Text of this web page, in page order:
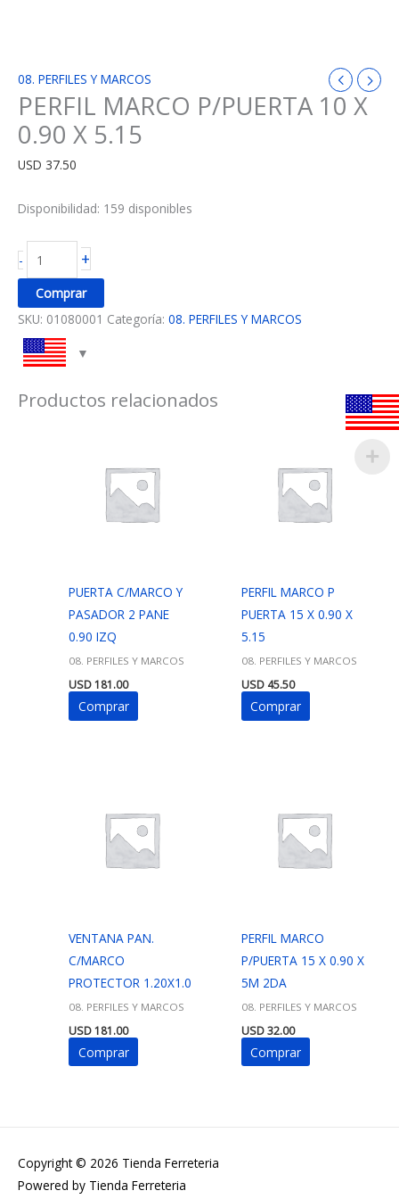
08. PERFILES Y MARCOS
PERFIL MARCO P/PUERTA 10 X
0.90 X 5.15
USD 37.50
Disponibilidad: 159 disponibles
- +
Comprar
SKU: 01080001 Categoría: 08. PERFILES Y MARCOS
Productos relacionados
PUERTA C/MARCO Y
PASADOR 2 PANE
0.90 IZQ
08. PERFILES Y MARCOS
USD181.00
Comprar
PERFIL MARCO P
PUERTA 15 X 0.90 X
5.15
08. PERFILES Y MARCOS
USD45.50
Comprar
VENTANA PAN.
C/MARCO
PROTECTOR 1.20X1.0
08. PERFILES Y MARCOS
USD181.00
Comprar
PERFIL MARCO
P/PUERTA 15 X 0.90 X
5M 2DA
08. PERFILES Y MARCOS
USD32.00
Comprar
Copyright © 2026 Tienda Ferreteria
Powered by Tienda Ferreteria